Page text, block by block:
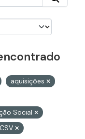
aquisições
Social
CSV